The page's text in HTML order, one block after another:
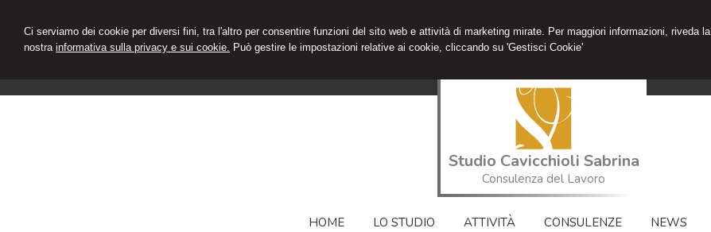
Ci serviamo dei cookie per diversi fini, tra l'altro per consentire funzioni del sito web e attività di marketing mirate. Per maggiori informazioni, riveda la
nostra informativa sulla privacy e sui cookie. Può gestire le impostazioni relative ai cookie, cliccando su 'Gestisci Cookie'
Studio Cavicchioli Sabrina
Consulenza del Lavoro
HOME LO STUDIO ATTIVITÀ CONSULENZE NEWS